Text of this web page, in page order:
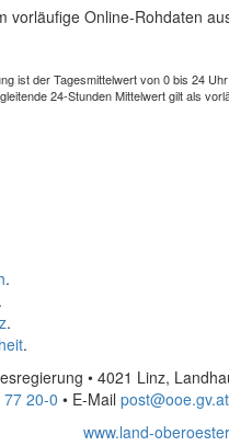
vorläufige Online-Rohdaten
ist der Tagesmittelwert von 0 bis 24 Uhr
24-Stunden Mittelwert gilt als
.
.
.
.
• 4021 Linz,
20-0 • E-Mail post@ooe.gv.at
www.land-